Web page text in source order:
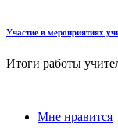
Участие в мероприятиях
Итоги работы
Мне нравится